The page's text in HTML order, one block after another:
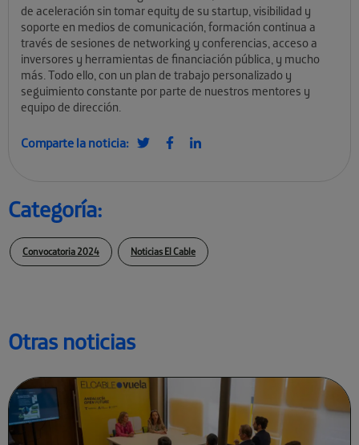
Otras noticias
de aceleración sin tomar equity de su startup, visibilidad y
soporte en medios de comunicación, formación continua a
través de sesiones de networking y conferencias, acceso a
inversores y herramientas de financiación pública, y mucho
más. Todo ello, con un plan de trabajo personalizado y
seguimiento constante por parte de nuestros mentores y
equipo de dirección.
Comparte la noticia:
Categoría:
Convocatoria 2024 Noticias El Cable